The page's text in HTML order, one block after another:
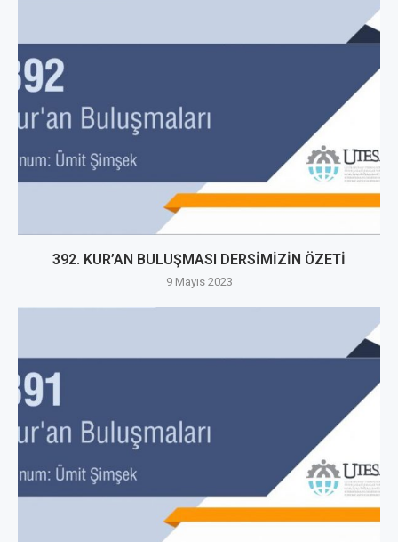
392. KUR’AN BULUŞMASI DERSİMİZİN ÖZETİ
9 Mayıs 2023